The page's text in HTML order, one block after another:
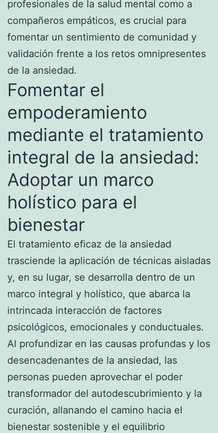
profesionales de la salud mental como a
compañeros empáticos, es crucial para
fomentar un sentimiento de comunidad y
validación frente a los retos omnipresentes
de la ansiedad.
Fomentar el
empoderamiento
mediante el tratamiento
integral de la ansiedad:
Adoptar un marco
holístico para el
bienestar
El tratamiento eficaz de la ansiedad
trasciende la aplicación de técnicas aisladas
y, en su lugar, se desarrolla dentro de un
marco integral y holístico, que abarca la
intrincada interacción de factores
psicológicos, emocionales y conductuales.
Al profundizar en las causas profundas y los
desencadenantes de la ansiedad, las
personas pueden aprovechar el poder
transformador del autodescubrimiento y la
curación, allanando el camino hacia el
bienestar sostenible y el equilibrio